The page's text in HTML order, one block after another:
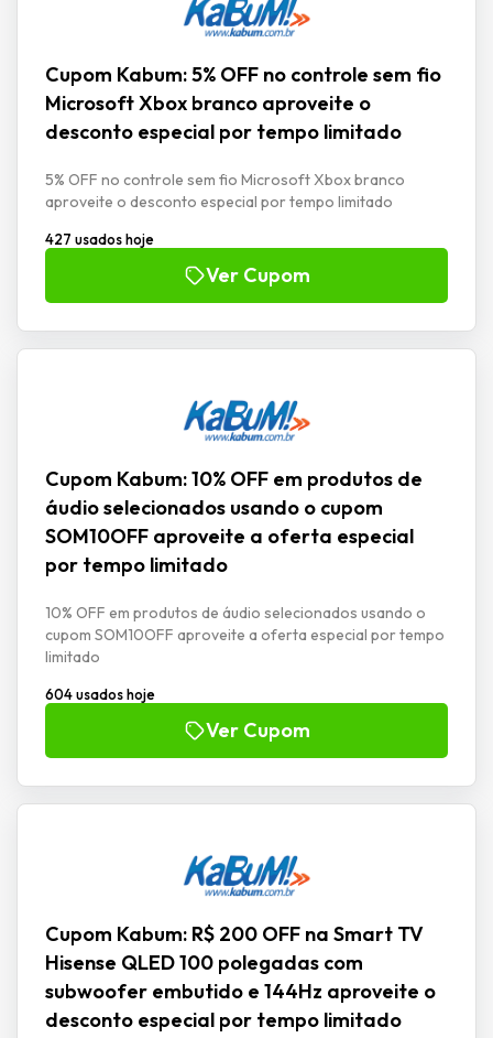
Cupom Kabum: 5% OFF no controle sem fio
Microsoft Xbox branco aproveite o
desconto especial por tempo limitado
5% OFF no controle sem fio Microsoft Xbox branco
aproveite o desconto especial por tempo limitado
427 usados hoje
Ver Cupom
Cupom Kabum: 10% OFF em produtos de
áudio selecionados usando o cupom
SOM10OFF aproveite a oferta especial
por tempo limitado
10% OFF em produtos de áudio selecionados usando o
cupom SOM10OFF aproveite a oferta especial por tempo
limitado
604 usados hoje
Ver Cupom
Cupom Kabum: R$ 200 OFF na Smart TV
Hisense QLED 100 polegadas com
subwoofer embutido e 144Hz aproveite o
desconto especial por tempo limitado